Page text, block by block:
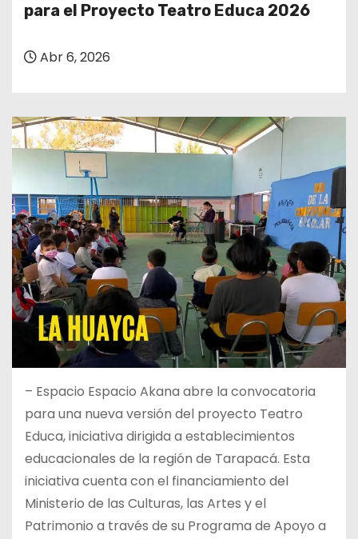
para el Proyecto Teatro Educa 2026
Abr 6, 2026
– Espacio Espacio Akana abre la convocatoria
para una nueva versión del proyecto Teatro
Educa, iniciativa dirigida a establecimientos
educacionales de la región de Tarapacá. Esta
iniciativa cuenta con el financiamiento del
Ministerio de las Culturas, las Artes y el
Patrimonio a través de su Programa de Apoyo a